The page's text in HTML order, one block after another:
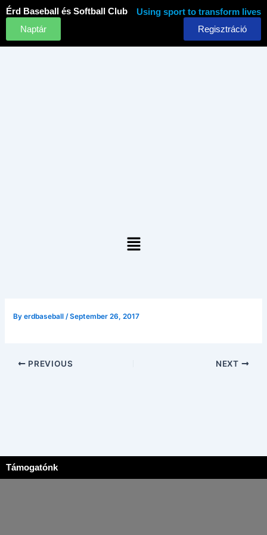
Skip
to
content
Érd Baseball és Softball Club
Using sport to transform lives
Naptár
Regisztráció
Menu
Byerdbaseball /September 26, 2017
PREVIOUS NEXT
Támogatónk